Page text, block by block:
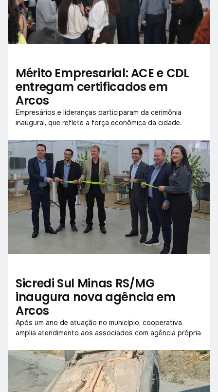
Mérito Empresarial: ACE e CDL
entregam certificados em
Arcos
Empresários e lideranças participaram da cerimônia
inaugural, que reflete a força econômica da cidade.
Sicredi Sul Minas RS/MG
inaugura nova agência em
Arcos
Após um ano de atuação no município, cooperativa
amplia atendimento aos associados com agência própria